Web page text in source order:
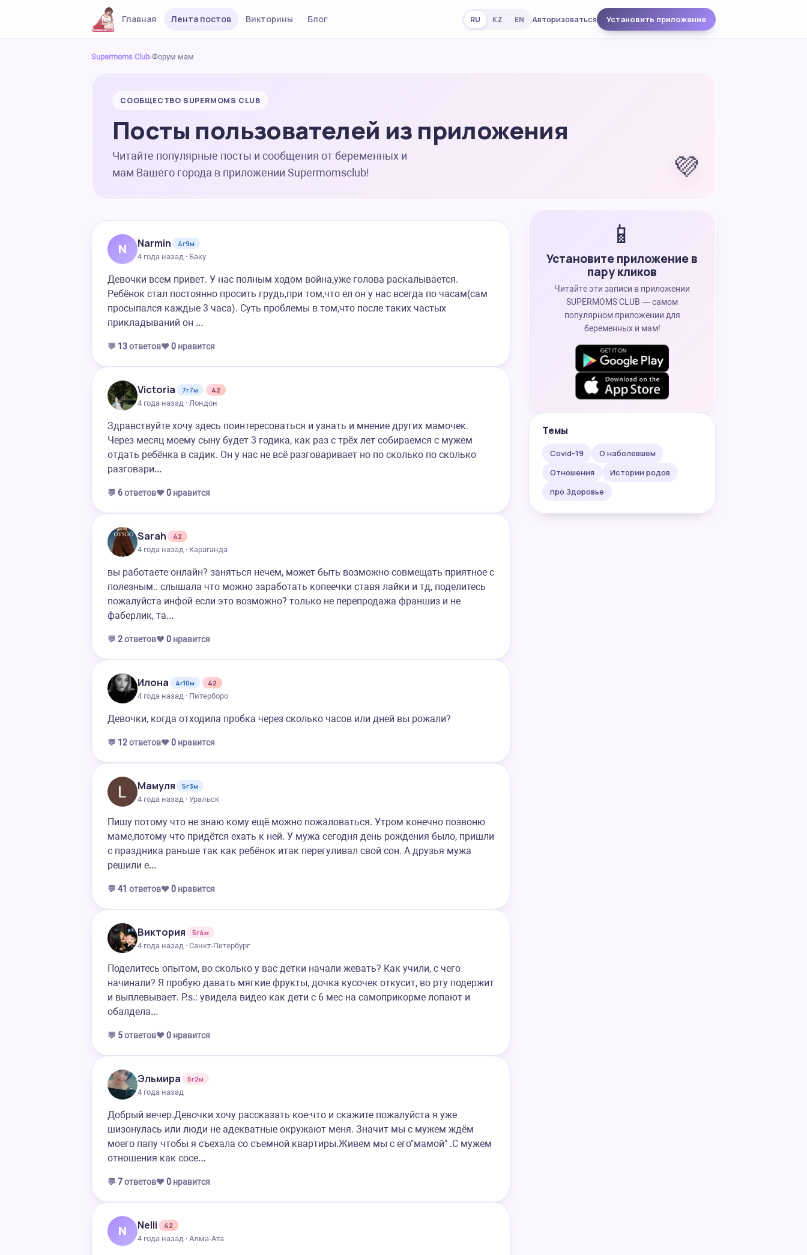
Главная Лента постов Викторины Блог RU KZ EN Авторизоваться Установить приложение
Supermoms Club›Форум мам
💜
СООБЩЕСТВО SUPERMOMS CLUB
Посты пользователей из приложения
Читайте популярные посты и сообщения от беременных и
мам Вашего города в приложении Supermomsclub!
N Narmin
4г9м
4 года назад · Баку
Девочки всем привет. У нас полным ходом война,уже голова раскалывается.
Ребёнок стал постоянно просить грудь,при том,что ел он у нас всегда по часам(сам
просыпался каждые 3 часа). Суть проблемы в том,что после таких частых
прикладываний он …
💬 13ответов❤️ 0 нравится
Victoria 7г7м
42
4 года назад · Лондон
Здравствуйте хочу здесь поинтересоваться и узнать и мнение других мамочек.
Через месяц моему сыну будет 3 годика, как раз с трёх лет собираемся с мужем
отдать ребёнка в садик. Он у нас не всё разговаривает но по сколько по сколько
разговари…
💬 6ответов❤️ 0 нравится
Sarah
42
4 года назад · Караганда
вы работаете онлайн? заняться нечем, может быть возможно совмещать приятное с
полезным.. слышала что можно заработать копеечки ставя лайки и тд, поделитесь
пожалуйста инфой если это возможно? только не перепродажа франшиз и не
фаберлик, та…
💬 2ответов❤️ 0 нравится
Илона 4г10м
42
4 года назад · Питерборо
Девочки, когда отходила пробка через сколько часов или дней вы рожали?
💬 12ответов❤️ 0 нравится
Мамуля
5г3м
4 года назад · Уральск
Пишу потому что не знаю кому ещё можно пожаловаться. Утром конечно позвоню
маме,потому что придётся ехать к ней. У мужа сегодня день рождения было, пришли
с праздника раньше так как ребёнок итак перегуливал свой сон. А друзья мужа
решили е…
💬 41 ответов❤️ 0 нравится
Виктория
5г4м
4 года назад · Санкт-Петербург
Поделитесь опытом, во сколько у вас детки начали жевать? Как учили, с чего
начинали? Я пробую давать мягкие фрукты, дочка кусочек откусит, во рту подержит
и выплевывает. P.s.: увидела видео как дети с 6 мес на самоприкорме лопают и
обалдела…
💬 5ответов❤️ 0 нравится
Эльмира
5г2м
4 года назад
Добрый вечер.Девочки хочу рассказать кое-что и скажите пожалуйста я уже
шизонулась или люди не адекватные окружают меня. Значит мы с мужем ждём
моего папу чтобы я съехала со съемной квартиры.Живем мы с его"мамой" .С мужем
отношения как сосе…
💬 7ответов❤️ 0 нравится
N Nelli
42
4 года назад · Алма-Ата
📱
Установите приложение в
пару кликов
Читайте эти записи в приложении
SUPERMOMS CLUB — самом
популярном приложении для
беременных и мам!
Темы
Covid-19
О наболевшем
Отношения
Истории родов
про Здоровье